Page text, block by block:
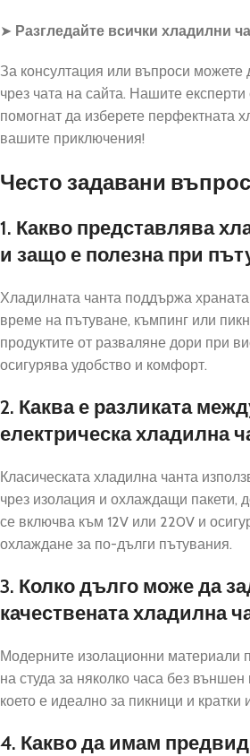
➤ Разгледайте всички хладилни
За консултация или въпроси можете
чрез чата на сайта. Нашите експерти
помогнат да изберете перфектната
вашите приключения!
Често задавани
1. Какво представлява
и защо е полезна при
Хладилната чанта поддържа
време на пътуване, къмпинг или
продуктите от разваляне дори при
осигурява удобство и комфорт.
2. Каква е разликата
електрическа хладилна
Класическата хладилна чанта
чрез изолация и охлаждащи пакети,
се включва към 12V или 220V и
охлаждане за по-дълги пътувания.
3. Колко дълго може да
качествената хладилна
Модерните изолационни материали
на студа за няколко часа без външен
което е идеално за пикници и кратки
4. Какво да имам